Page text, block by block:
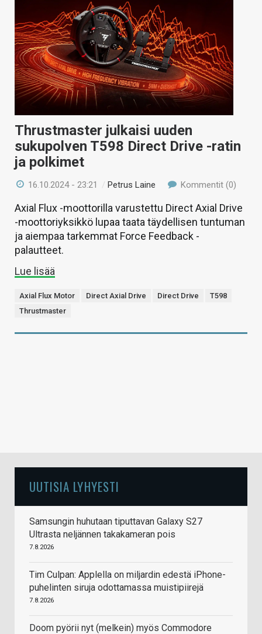
HINTA.FI
KAUPPA
VAIHDA TEEMA
HAKU
Thrustmaster julkaisi uuden
sukupolven T598 Direct Drive -ratin
ja polkimet
16.10.2024 - 23:21 /Petrus Laine Kommentit (0)
Axial Flux -moottorilla varustettu Direct Axial Drive
-moottoriyksikkö lupaa taata täydellisen tuntuman
ja aiempaa tarkemmat Force Feedback -
palautteet.
Lue lisää
Axial Flux Motor Direct Axial Drive Direct Drive
T598
Thrustmaster
UUTISIA LYHYESTI
Samsungin huhutaan tiputtavan Galaxy S27
Ultrasta neljännen takakameran pois
7.8.2026
Tim Culpan: Applella on miljardin edestä iPhone-
puhelinten siruja odottamassa muistipiirejä
7.8.2026
Doom pyörii nyt (melkein) myös Commodore